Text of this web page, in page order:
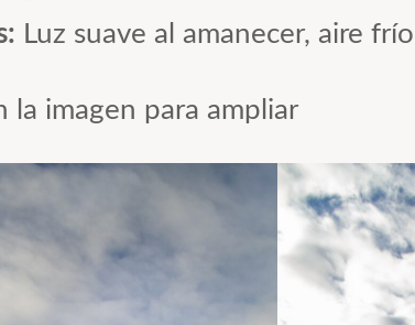
Luz suave al amanecer, aire
la imagen para ampliar